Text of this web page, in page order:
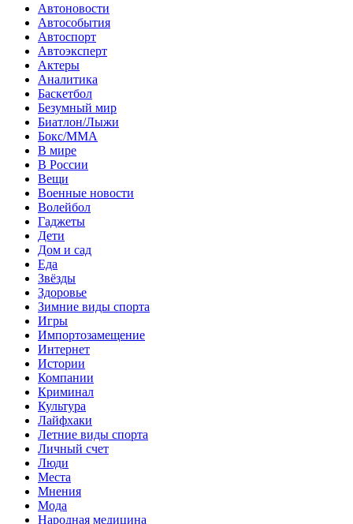
Автоновости
Автособытия
Автоспорт
Автоэксперт
Актеры
Аналитика
Баскетбол
Безумный мир
Биатлон/Лыжи
Бокс/MMA
В мире
В России
Вещи
Военные новости
Волейбол
Гаджеты
Дети
Дом и сад
Еда
Звёзды
Здоровье
Зимние виды спорта
Игры
Импортозамещение
Интернет
Истории
Компании
Криминал
Культура
Лайфхаки
Летние виды спорта
Личный счет
Люди
Места
Мнения
Мода
Народная медицина